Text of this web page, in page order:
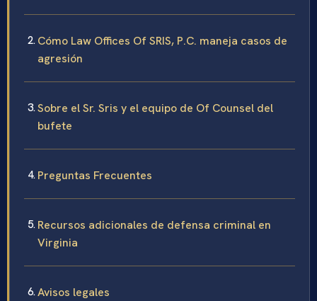
Cómo Law Offices Of SRIS, P.C. maneja casos de
agresión
Sobre el Sr. Sris y el equipo de Of Counsel del
bufete
Preguntas Frecuentes
Recursos adicionales de defensa criminal en
Virginia
Avisos legales